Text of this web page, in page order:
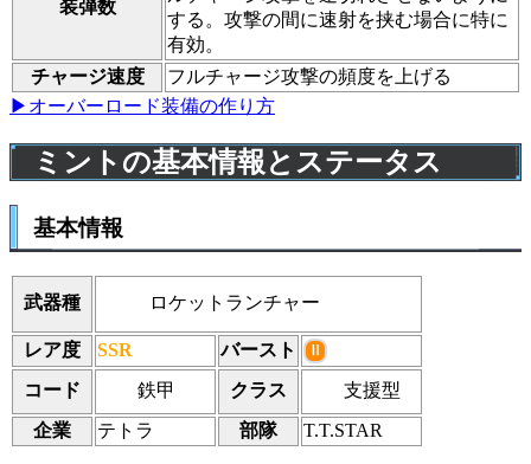
装弾数
する。攻撃の間に速射を挟む場合に特に
有効。
チャージ速度
フルチャージ攻撃の頻度を上げる
▶オーバーロード装備の作り方
ミントの基本情報とステータス
基本情報
武器種 ロケットランチャー
レア度 SSR バースト
コード 鉄甲 クラス 支援型
企業 テトラ 部隊 T.T.STAR